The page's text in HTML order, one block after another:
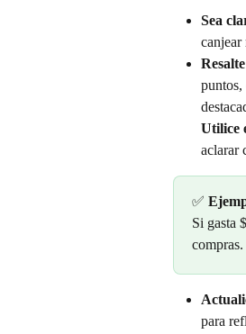
Sea
canjear
puntos,
Utilice
aclarar
✅
Si gasta
compras.
para